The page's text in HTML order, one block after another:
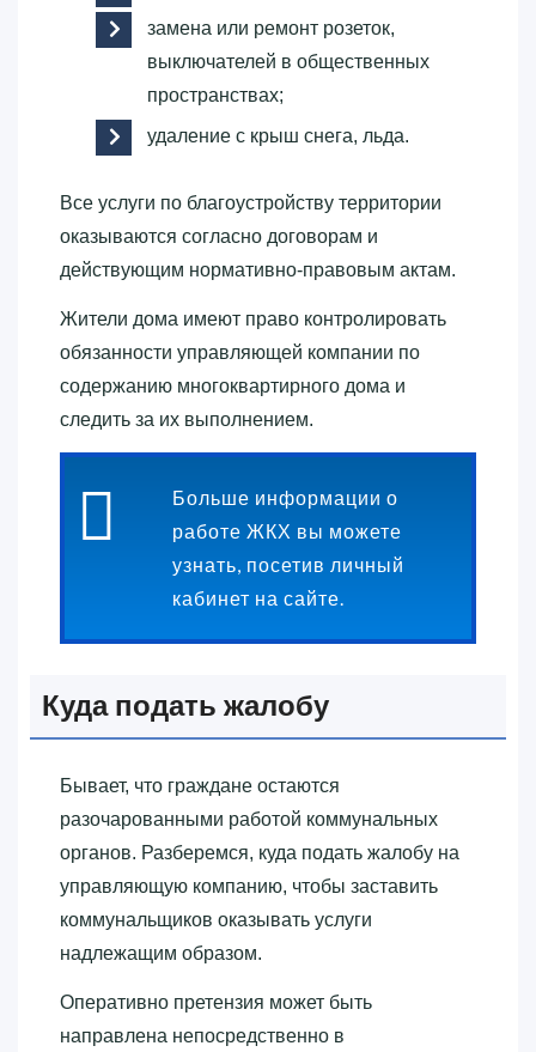
замена или ремонт розеток,
выключателей в общественных
пространствах;
удаление с крыш снега, льда.
Все услуги по благоустройству территории
оказываются согласно договорам и
действующим нормативно-правовым актам.
Жители дома имеют право контролировать
обязанности управляющей компании по
содержанию многоквартирного дома и
следить за их выполнением.
Больше информации о
работе ЖКХ вы можете
узнать, посетив личный
кабинет на сайте.
Куда подать жалобу
Бывает, что граждане остаются
разочарованными работой коммунальных
органов. Разберемся, куда подать жалобу на
управляющую компанию, чтобы заставить
коммунальщиков оказывать услуги
надлежащим образом.
Оперативно претензия может быть
направлена непосредственно в